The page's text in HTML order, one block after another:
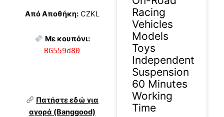
Από Αποθήκη:CZKL
Με κουπόνι:
BG559d80
Πατήστε εδώ για
αγορά (Banggood)
Racing
Vehicles
Models
Toys
Independent
Suspension
60 Minutes
Working
Time